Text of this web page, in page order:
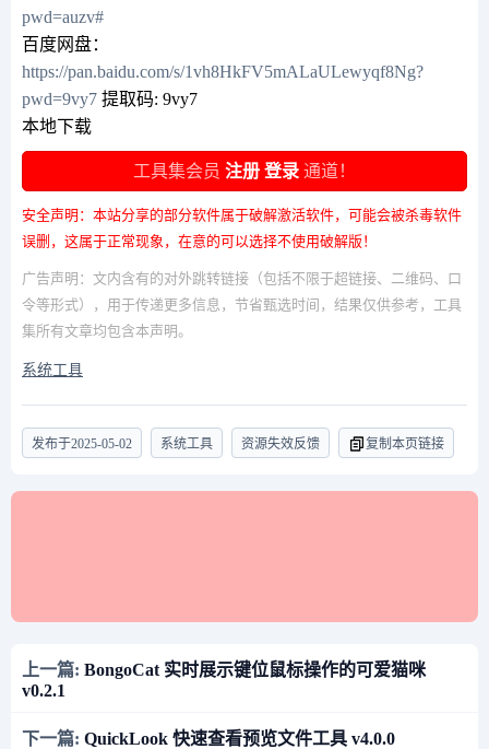
pwd=auzv#
百度网盘：
https://pan.baidu.com/s/1vh8HkFV5mALaULewyqf8Ng?
pwd=9vy7 提取码: 9vy7
本地下载
工具集会员 注册 登录 通道！
安全声明：本站分享的部分软件属于破解激活软件，可能会被杀毒软件
误删，这属于正常现象，在意的可以选择不使用破解版！
广告声明：文内含有的对外跳转链接（包括不限于超链接、二维码、口
令等形式），用于传递更多信息，节省甄选时间，结果仅供参考，工具
集所有文章均包含本声明。
系统工具
发布于2025-05-02 系统工具 资源失效反馈 复制本页链接
上一篇: BongoCat 实时展示键位鼠标操作的可爱猫咪
v0.2.1
下一篇: QuickLook 快速查看预览文件工具 v4.0.0